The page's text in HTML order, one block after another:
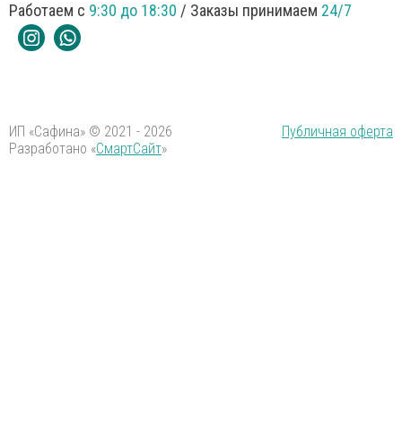
Работаем с 9:30 до 18:30 / Заказы принимаем 24/7
ИП «Сафина» © 2021 - 2026
Публичная оферта
Разработано «СмартСайт»